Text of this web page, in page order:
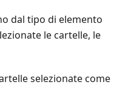
dal tipo di elemento
le cartelle, le
selezionate come